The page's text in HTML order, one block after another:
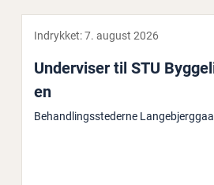
Indrykket:7. august 2026
Un­der­vi­ser til STU
en
Behandlingsstederne